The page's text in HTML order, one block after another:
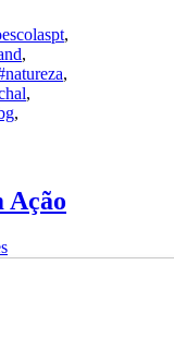
,
,
,
,
,
Ação